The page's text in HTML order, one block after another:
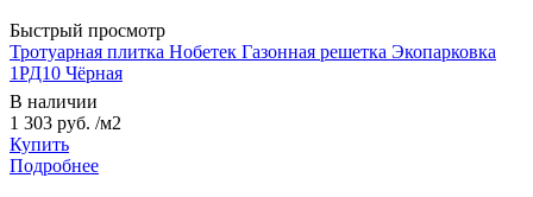
Быстрый просмотр
Тротуарная плитка Нобетек Газонная решетка Экопарковка
1РД10 Чёрная
В наличии
1 303 руб. /м2
Купить
Подробнее